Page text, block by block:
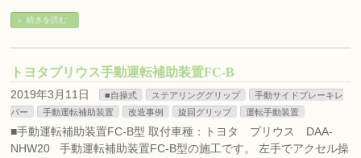
続きを読む
トヨタプリウス手動運転補助装置FC-B
2019年3月11日 ■自操式 ステアリンググリップ
手動サイドブレーキレ
バー
手動運転補助装置 改造事例 旋回グリップ 運転手動装置
■手動運転補助装置FC-B型 取付車種：トヨタ プリウス DAA-
NHW20 手動運転補助装置FC-B型の施工です。 左手でアクセル操